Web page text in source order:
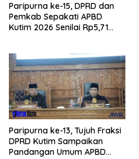
Paripurna ke-15, DPRD dan
Pemkab Sepakati APBD
Kutim 2026 Senilai Rp5,71
Paripurna ke-13, Tujuh Fraksi
DPRD Kutim Sampaikan
Pandangan Umum APBD